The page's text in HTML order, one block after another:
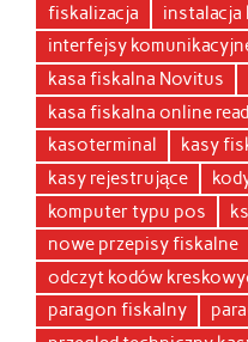
fiskalizacja
instalacja
interfejsy
kasa fiskalna Novitus
kasa fiskalna online
kasoterminal
kasy
kasy rejestrujące
komputer typu pos
nowe przepisy fiskalne
odczyt kodów
paragon fiskalny